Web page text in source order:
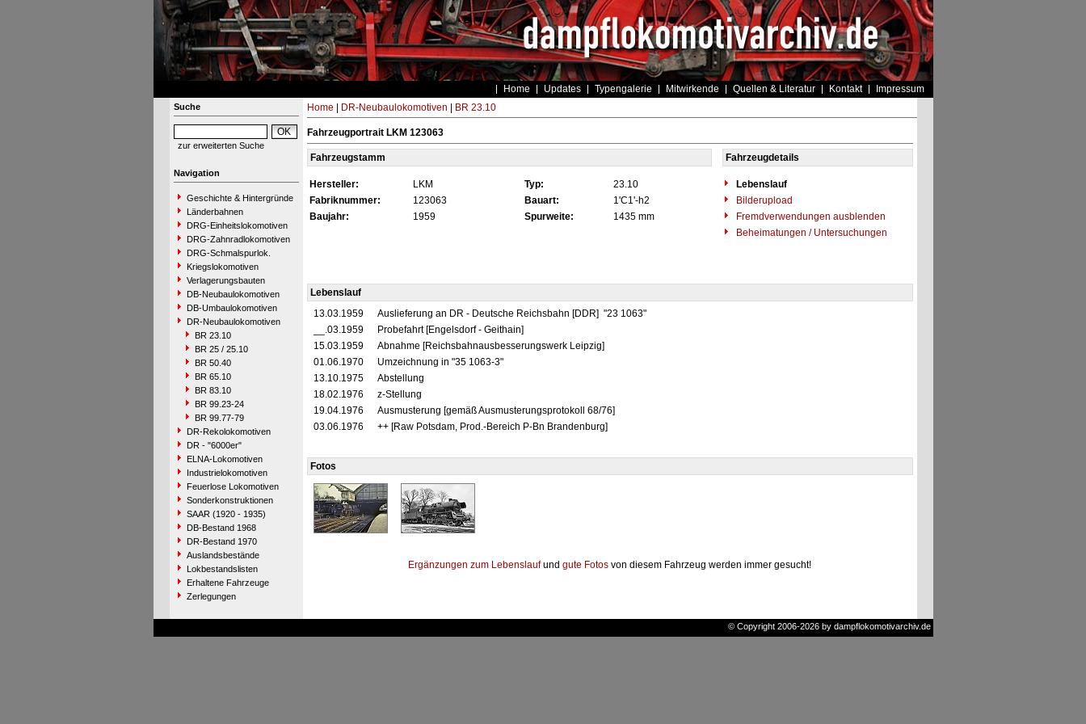
Home Updates Typengalerie Mitwirkende Quellen & Literatur Kontakt Impressum
Suche
zur erweiterten Suche
Navigation
Geschichte & Hintergründe
Länderbahnen
DRG-Einheitslokomotiven
DRG-Zahnradlokomotiven
DRG-Schmalspurlok.
Kriegslokomotiven
Verlagerungsbauten
DB-Neubaulokomotiven
DB-Umbaulokomotiven
DR-Neubaulokomotiven
BR 23.10
BR 25 / 25.10
BR 50.40
BR 65.10
BR 83.10
BR 99.23-24
BR 99.77-79
DR-Rekolokomotiven
DR - "6000er"
ELNA-Lokomotiven
Industrielokomotiven
Feuerlose Lokomotiven
Sonderkonstruktionen
SAAR (1920 - 1935)
DB-Bestand 1968
DR-Bestand 1970
Auslandsbestände
Lokbestandslisten
Erhaltene Fahrzeuge
Zerlegungen
Home DR-Neubaulokomotiven BR 23.10
Fahrzeugportrait LKM 123063
Fahrzeugstamm Fahrzeugdetails
Hersteller: LKM Typ: 23.10
Lebenslauf
Fabriknummer:
123063 Bauart: 1'C1'-h2
Bilderupload
Baujahr:
1959 Spurweite: 1435 mm
Fremdverwendungen ausblenden
Beheimatungen / Untersuchungen
Lebenslauf
13.03.1959
Auslieferung an DR - Deutsche Reichsbahn [DDR] "23 1063"
__.03.1959
Probefahrt [Engelsdorf - Geithain]
15.03.1959
Abnahme [Reichsbahnausbesserungswerk Leipzig]
01.06.1970
Umzeichnung in "35 1063-3"
13.10.1975
Abstellung
18.02.1976
z-Stellung
19.04.1976
Ausmusterung [gemäß Ausmusterungsprotokoll 68/76]
03.06.1976
++ [Raw Potsdam, Prod.-Bereich P-Bn Brandenburg]
Fotos
Ergänzungen zum Lebenslaufund gute Fotos von diesem Fahrzeug werden immer gesucht!
© Copyright 2006-2026 by dampflokomotivarchiv.de